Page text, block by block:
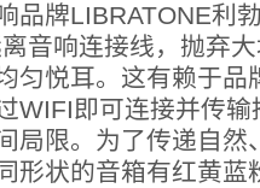
品牌LIBRATONE利
音响连接线，抛弃
匀悦耳。这有赖于品
WIFI即可连接并传
局限。为了传递自然
形状的音箱有红黄蓝